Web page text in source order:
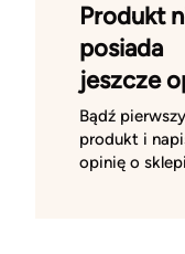
Produkt
posiada
jeszcze
Bądź
produkt i
opinię o